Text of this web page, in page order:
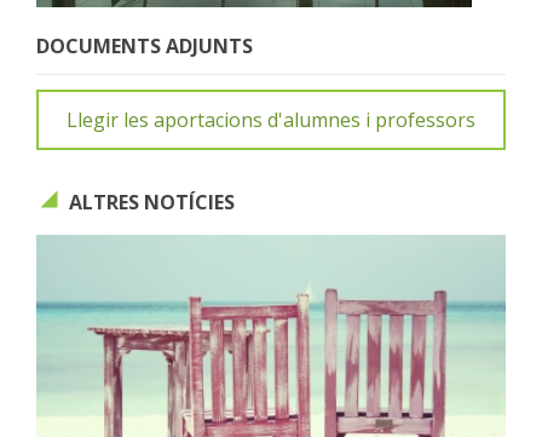
DOCUMENTS ADJUNTS
Llegir les aportacions d'alumnes i professors
ALTRES NOTÍCIES